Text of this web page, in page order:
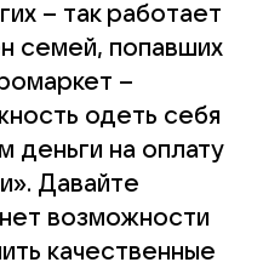
– так работает
семей, попавших
–
одеть себя
деньги на оплату
Давайте
возможности
качественные